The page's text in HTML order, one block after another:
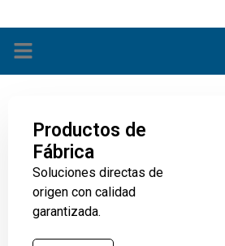
Productos de
Fábrica
Soluciones directas de
origen con calidad
garantizada.